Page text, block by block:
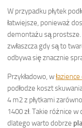
W przypadku płytek
łatwiejsze, ponieważ
demontażu są
zwłaszcza gdy są to
odbywa się znacznie
Przykładowo, w
podłodze koszt
4 m2 z płytkami
1400 zł. Takie różnice
dlatego warto dobrze